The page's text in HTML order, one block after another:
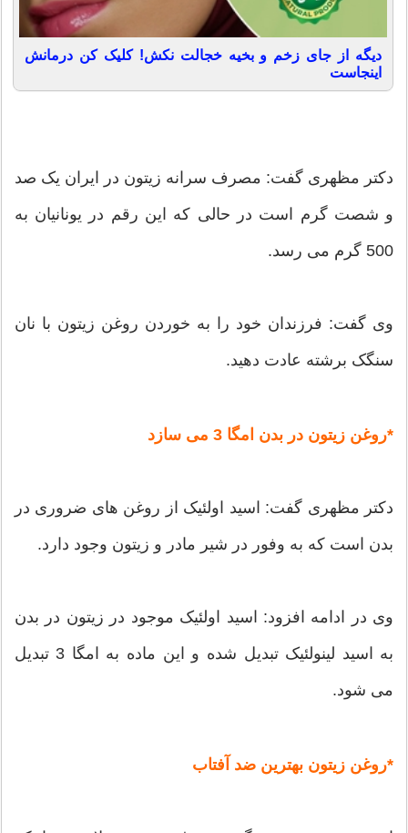
دیگه از جای زخم و بخیه خجالت نکش! کلیک کن درمانش
اینجاست
دکتر مظهری گفت: مصرف سرانه زیتون در ایران یک صد
و شصت گرم است در حالی که این رقم در یونانیان به
500 گرم می رسد.
وی گفت: فرزندان خود را به خوردن روغن زیتون با نان
سنگک برشته عادت دهید.
*روغن زیتون در بدن امگا 3 می سازد
دکتر مظهری گفت: اسید اولئیک از روغن های ضروری در
بدن است که به وفور در شیر مادر و زیتون وجود دارد.
وی در ادامه افزود: اسید اولئیک موجود در زیتون در بدن
به اسید لینولئیک تبدیل شده و این ماده به امگا 3 تبدیل
می شود.
*روغن زیتون بهترین ضد آفتاب